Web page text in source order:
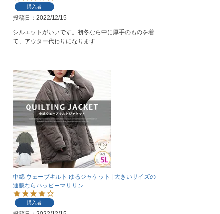
購入者
投稿日 2022/12/15
シルエットがいいです。初冬なら中に厚手のものを着
て、アウター代わりになります
中綿 ウェーブキルト ゆるジャケット | 大きいサイズの
通販ならハッピーマリリン
購入者